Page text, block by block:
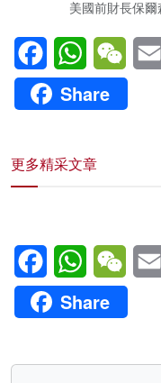
美國前財長保
FacebookWhatsApp
Share
更多精采文章
FacebookWhatsApp
Share